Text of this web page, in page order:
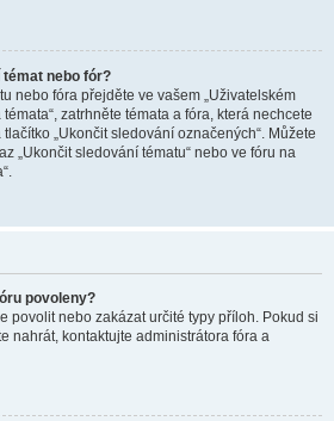
nebo fór?
nebo fóra přejděte ve vašem „Uživatelském
zatrhněte témata a fóra, která nechcete
„Ukončit sledování označených“. Můžete
„Ukončit sledování tématu“ nebo ve fóru na
povoleny?
povolit nebo zakázat určité typy příloh. Pokud si
nahrát, kontaktujte administrátora fóra a